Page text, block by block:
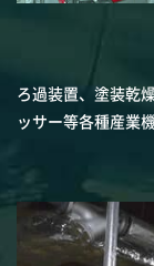
ろ過装置、塗装乾
ッサー等各種産業